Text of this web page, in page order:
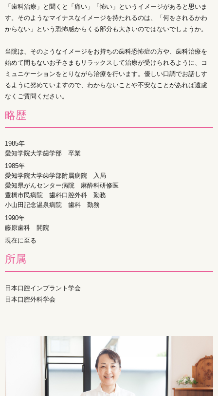
「歯科治療」と聞くと「痛い」「怖い」というイメージがあると思いま
す。そのようなマイナスなイメージを持たれるのは、「何をされるかわ
からない」という恐怖感からくる部分も大きいのではないでしょうか。
当院は、そのようなイメージをお持ちの歯科恐怖症の方や、歯科治療を
始めて間もないお子さまもリラックスして治療が受けられるように、コ
ミュニケーションをとりながら治療を行います。優しい口調でお話しす
るように努めていますので、わからないことや不安なことがあれば遠慮
なくご質問ください。
略歴
1985年
愛知学院大学歯学部 卒業
1985年
愛知学院大学歯学部附属病院 入局
愛知県がんセンター病院 麻酔科研修医
豊橋市民病院 歯科口腔外科 勤務
小山田記念温泉病院 歯科 勤務
1990年
藤原歯科 開院
現在に至る
所属
日本口腔インプラント学会
日本口腔外科学会